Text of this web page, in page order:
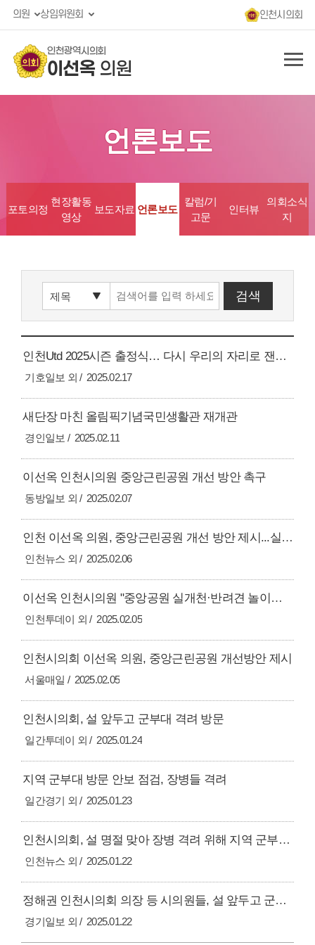
의원 상임위원회 인천시의회
인천광역시의회
이선옥 의원
언론보도
포토의정
현장활동
영상
보도자료 언론보도
칼럼/기
고문
인터뷰
의회소식
지
인천Utd 2025시즌 출정식… 다시 우리의 자리로 잰걸음
기호일보 외 2025.02.17
새단장 마친 올림픽기념국민생활관 재개관
경인일보 2025.02.11
이선옥 인천시의원 중앙근린공원 개선 방안 촉구
동방일보 외 2025.02.07
인천 이선옥 의원, 중앙근린공원 개선 방안 제시...실개천･황톳길･반려견놀이터 등
인천뉴스 외 2025.02.06
이선옥 인천시의원 "중앙공원 실개천·반려견 놀이터 설치해야"
인천투데이 외 2025.02.05
인천시의회 이선옥 의원, 중앙근린공원 개선방안 제시
서울매일 2025.02.05
인천시의회, 설 앞두고 군부대 격려 방문
일간투데이 외 2025.01.24
지역 군부대 방문 안보 점검, 장병들 격려
일간경기 외 2025.01.23
인천시의회, 설 명절 맞아 장병 격려 위해 지역 군부대 방문
인천뉴스 외 2025.01.22
정해권 인천시의회 의장 등 시의원들, 설 앞두고 군부대와 민생현장 방문
경기일보 외 2025.01.22